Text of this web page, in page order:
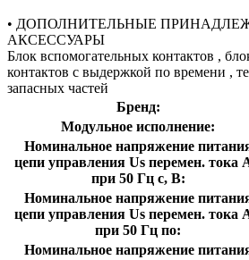
• ДОПОЛНИТЕЛЬНЫЕ
АКСЕССУАРЫ
Блок вспомогательных контактов ,
контактов с выдержкой по времени ,
запасных частей
Бренд:
Модульное исполнение:
Номинальное напряжение
цепи управления Us перемен. тока
при 50 Гц с, В:
Номинальное напряжение
цепи управления Us перемен. тока
при 50 Гц по:
Номинальное напряжение